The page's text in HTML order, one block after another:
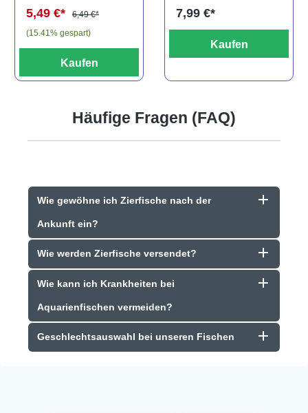
5,49 €*
6,49 €*
(15.41% gespart)
Kaufen
7,99 €*
Kaufen
Häufige Fragen (FAQ)
Wie gewöhne ich Zierfische nach der
Ankunft ein?
Wie werden Zierfische versendet?
Wie kann ich Krankheiten bei
Aquarienfischen vermeiden?
Geschlechtsauswahl bei unseren Fischen